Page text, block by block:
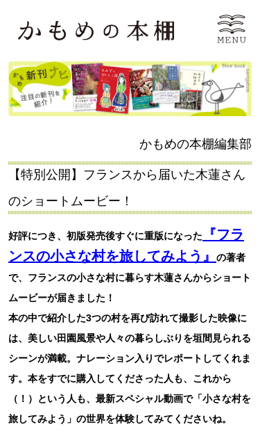
かもめの本棚編集部
【特別公開】フランスから届いた木蓮さん
のショートムービー！
好評につき、初版発売後すぐに重版になった
『フラ
ンスの小さな村を旅してみよう』
の著者
で、フランスの小さな村に暮らす木蓮さんからショート
ムービーが届きました！
本の中で紹介した3つの村を再び訪れて撮影した映像に
は、美しい田園風景や人々の暮らしぶりを垣間見られる
シーンが満載。ナレーション入りでレポートしてくれま
す。本をすでに購入してくださった人も、これから
（！）という人も、最新スペシャル動画で「小さな村を
旅してみよう」の世界を体験してみてくださいね。